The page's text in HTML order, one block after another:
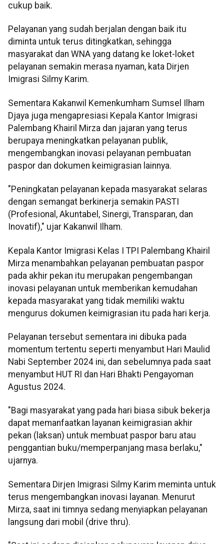
cukup baik.
Pelayanan yang sudah berjalan dengan baik itu
diminta untuk terus ditingkatkan, sehingga
masyarakat dan WNA yang datang ke loket-loket
pelayanan semakin merasa nyaman, kata Dirjen
Imigrasi Silmy Karim.
Sementara Kakanwil Kemenkumham Sumsel Ilham
Djaya juga mengapresiasi Kepala Kantor Imigrasi
Palembang Khairil Mirza dan jajaran yang terus
berupaya meningkatkan pelayanan publik,
mengembangkan inovasi pelayanan pembuatan
paspor dan dokumen keimigrasian lainnya.
"Peningkatan pelayanan kepada masyarakat selaras
dengan semangat berkinerja semakin PASTI
(Profesional, Akuntabel, Sinergi, Transparan, dan
Inovatif)," ujar Kakanwil Ilham.
Kepala Kantor Imigrasi Kelas I TPI Palembang Khairil
Mirza menambahkan pelayanan pembuatan paspor
pada akhir pekan itu merupakan pengembangan
inovasi pelayanan untuk memberikan kemudahan
kepada masyarakat yang tidak memiliki waktu
mengurus dokumen keimigrasian itu pada hari kerja.
Pelayanan tersebut sementara ini dibuka pada
momentum tertentu seperti menyambut Hari Maulid
Nabi September 2024 ini, dan sebelumnya pada saat
menyambut HUT RI dan Hari Bhakti Pengayoman
Agustus 2024.
"Bagi masyarakat yang pada hari biasa sibuk bekerja
dapat memanfaatkan layanan keimigrasian akhir
pekan (laksan) untuk membuat paspor baru atau
penggantian buku/memperpanjang masa berlaku,"
ujarnya.
Sementara Dirjen Imigrasi Silmy Karim meminta untuk
terus mengembangkan inovasi layanan. Menurut
Mirza, saat ini timnya sedang menyiapkan pelayanan
langsung dari mobil (drive thru).